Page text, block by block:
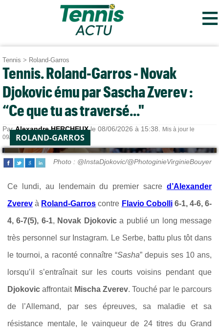
≡
Tennis > Roland-Garros
Tennis. Roland-Garros - Novak
Djokovic ému par Sascha Zverev :
“Ce que tu as traversé..."
ParAlexandre HERCHEUXle 08/06/2026 à 15:38.
Mis à jour le
09/06/2026 à 12:47.
ROLAND-GARROS
Photo : @InstaDjokovic/@PhotoginieVirginieBouyer
Ce lundi, au lendemain du premier sacre d’Alexander
Zverev à Roland-Garros contre Flavio Cobolli6-1, 4-6, 6-
4, 6-7(5), 6-1, Novak Djokovica publié un long message
très personnel sur Instagram. Le Serbe, battu plus tôt dans
le tournoi, a raconté connaître “Sasha” depuis ses 10 ans,
lorsqu’il s’entraînait sur les courts voisins pendant que
Djokovicaffrontait Mischa Zverev. Touché par le parcours
de l’Allemand, par ses épreuves, sa maladie et sa
résistance mentale, le vainqueur de 24 titres du Grand